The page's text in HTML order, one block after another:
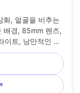
화, 얼굴을 비추는
배경, 85mm 렌즈,
이트, 낭만적인 미
네마틱 등급 --ar